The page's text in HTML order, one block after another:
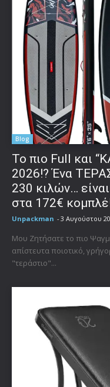
Blog
To πιο Full και
2026!? Ένα
230 κιλών…
στα 172€
Unpackman - 3 Αυγούστου
Μου Ζητήσατε το πιο
απίστευτα ποιοτικό,
"τεράστιο"...